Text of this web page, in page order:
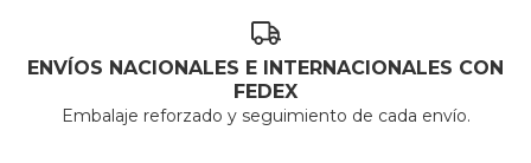
ENVÍOS NACIONALES E INTERNACIONALES CON
FEDEX
Embalaje reforzado y seguimiento de cada envío.